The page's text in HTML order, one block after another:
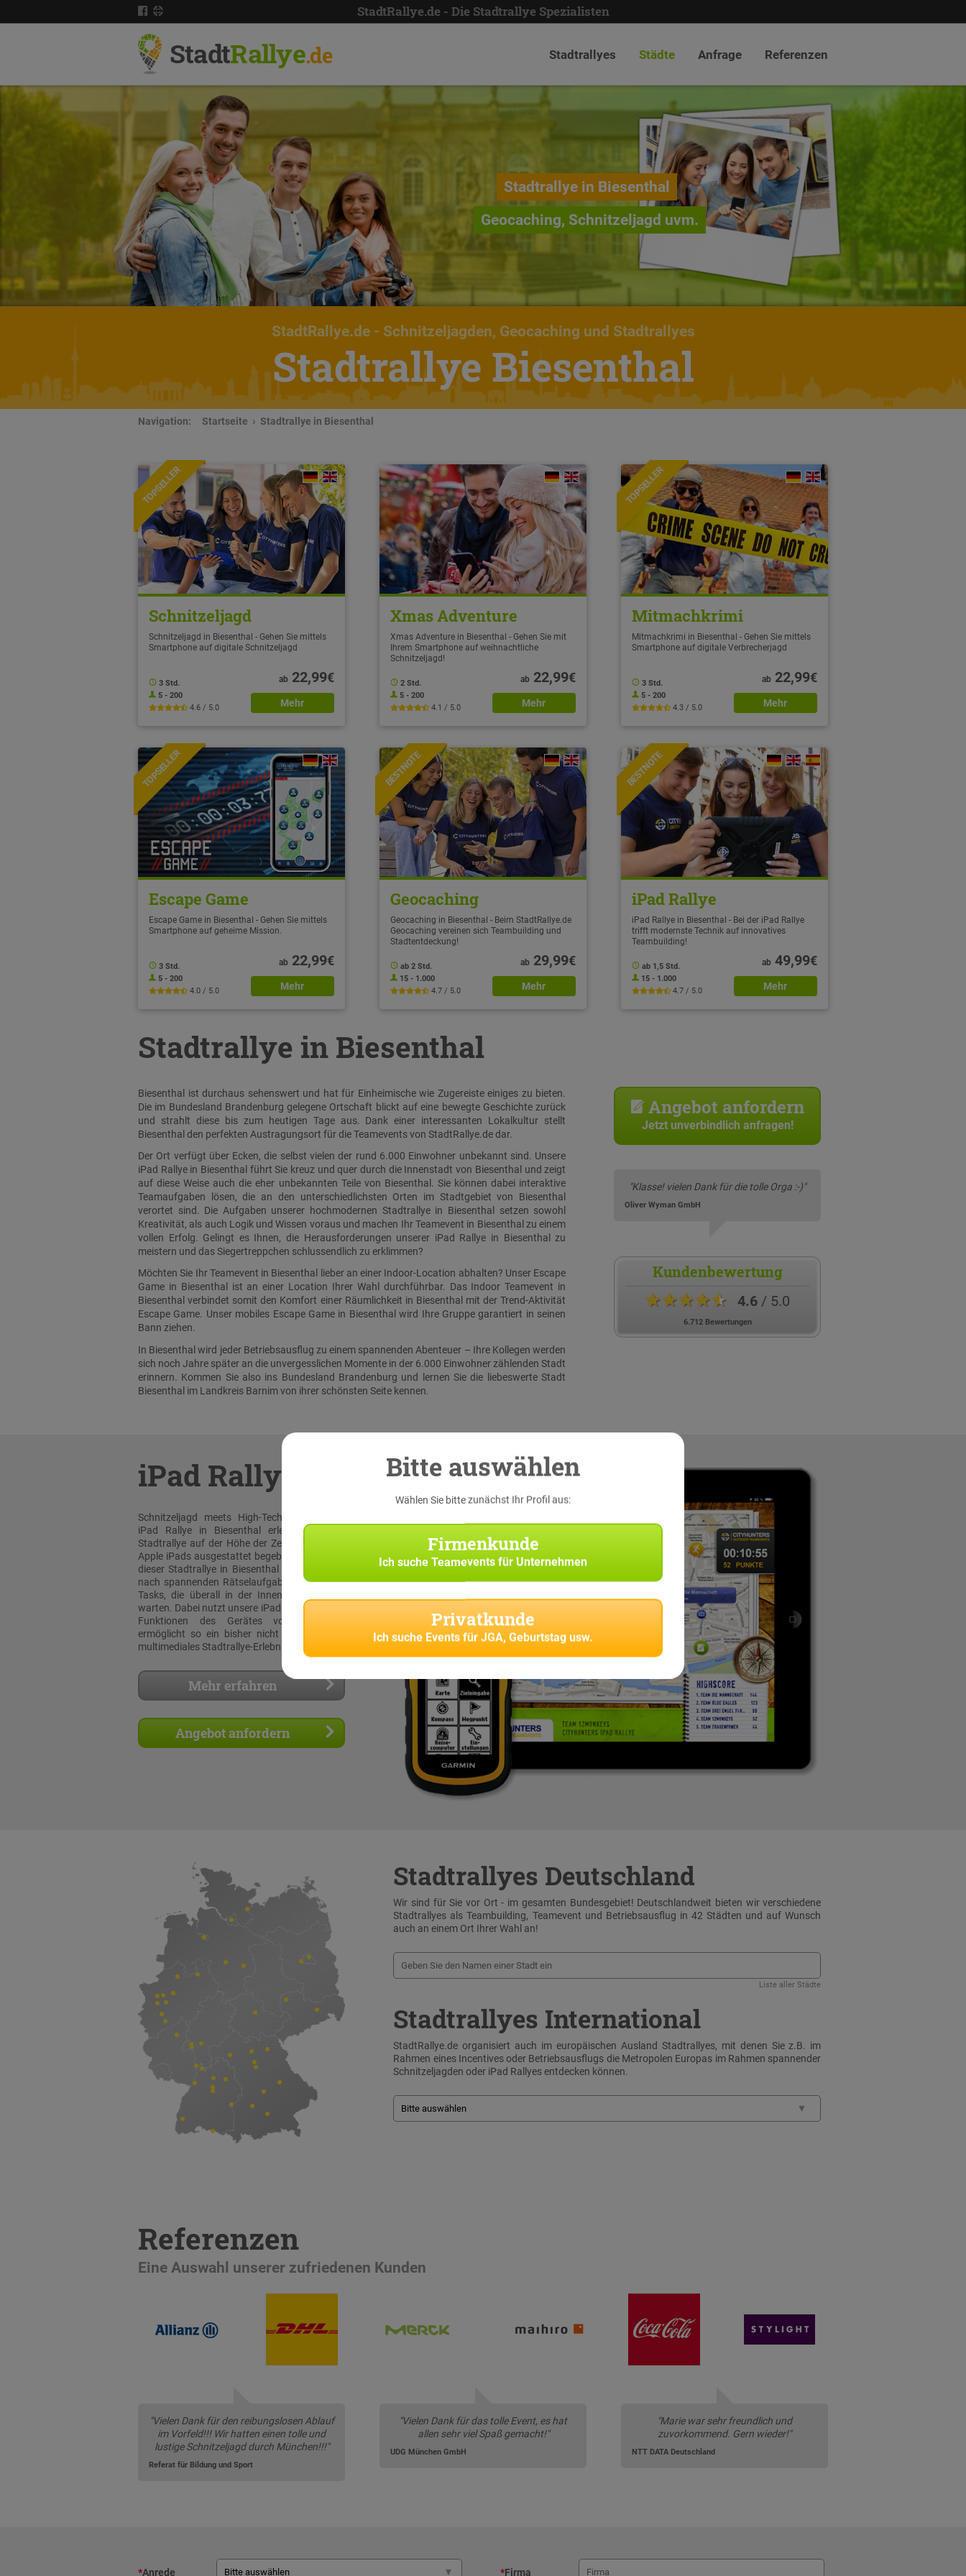
StadtRallye.de - Die Stadtrallye Spezialisten
StadtRallye.de Stadtrallyes Städte Anfrage Referenzen
Stadtrallye in Biesenthal
Geocaching, Schnitzeljagd uvm.
StadtRallye.de- Schnitzeljagden, Geocaching und Stadtrallyes
Stadtrallye Biesenthal
Navigation: Startseite Stadtrallye in Biesenthal
TOPSELLER
Schnitzeljagd
Schnitzeljagd in Biesenthal - Gehen Sie mittels
Smartphone auf digitale Schnitzeljagd
3 Std.
5 - 200
4.6 / 5.0
ab22,99€
Mehr
Xmas Adventure
Xmas Adventure in Biesenthal - Gehen Sie mit
Ihrem Smartphone auf weihnachtliche
Schnitzeljagd!
2 Std.
5 - 200
4.1 / 5.0
ab22,99€
Mehr
TOPSELLER
Mitmachkrimi
Mitmachkrimi in Biesenthal - Gehen Sie mittels
Smartphone auf digitale Verbrecherjagd
3 Std.
5 - 200
4.3 / 5.0
ab22,99€
Mehr
NEU
TOPSELLER
Escape Game
Escape Game in Biesenthal - Gehen Sie mittels
Smartphone auf geheime Mission.
3 Std.
5 - 200
4.0 / 5.0
ab22,99€
Mehr
BESTNOTE
Geocaching
Geocaching in Biesenthal - Beim StadtRallye.de
Geocaching vereinen sich Teambuilding und
Stadtentdeckung!
ab 2 Std.
15 - 1.000
4.7 / 5.0
ab29,99€
Mehr
BESTNOTE
iPad Rallye
iPad Rallye in Biesenthal - Bei der iPad Rallye
trifft modernste Technik auf innovatives
Teambuilding!
ab 1,5 Std.
15 - 1.000
4.7 / 5.0
ab49,99€
Mehr
Stadtrallye in Biesenthal
Biesenthal ist durchaus sehenswert und hat für Einheimische wie Zugereiste einiges zu bieten.
Die im Bundesland Brandenburg gelegene Ortschaft blickt auf eine bewegte Geschichte zurück
und strahlt diese bis zum heutigen Tage aus. Dank einer interessanten Lokalkultur stellt
Biesenthal den perfekten Austragungsort für die Teamevents von StadtRallye.de dar.
Der Ort verfügt über Ecken, die selbst vielen der rund 6.000 Einwohner unbekannt sind. Unsere
iPad Rallye in Biesenthal führt Sie kreuz und quer durch die Innenstadt von Biesenthal und zeigt
auf diese Weise auch die eher unbekannten Teile von Biesenthal. Sie können dabei interaktive
Teamaufgaben lösen, die an den unterschiedlichsten Orten im Stadtgebiet von Biesenthal
verortet sind. Die Aufgaben unserer hochmodernen Stadtrallye in Biesenthal setzen sowohl
Kreativität, als auch Logik und Wissen voraus und machen Ihr Teamevent in Biesenthal zu einem
vollen Erfolg. Gelingt es Ihnen, die Herausforderungen unserer iPad Rallye in Biesenthal zu
meistern und das Siegertreppchen schlussendlich zu erklimmen?
Möchten Sie Ihr Teamevent in Biesenthal lieber an einer Indoor-Location abhalten? Unser Escape
Game in Biesenthal ist an einer Location Ihrer Wahl durchführbar. Das Indoor Teamevent in
Biesenthal verbindet somit den Komfort einer Räumlichkeit in Biesenthal mit der Trend-Aktivität
Escape Game. Unser mobiles Escape Game in Biesenthal wird Ihre Gruppe garantiert in seinen
Bann ziehen.
In Biesenthal wird jeder Betriebsausflug zu einem spannenden Abenteuer – Ihre Kollegen werden
sich noch Jahre später an die unvergesslichen Momente in der 6.000 Einwohner zählenden Stadt
erinnern. Kommen Sie also ins Bundesland Brandenburg und lernen Sie die liebeswerte Stadt
Biesenthal im Landkreis Barnim von ihrer schönsten Seite kennen.
Angebot anfordern
Jetzt unverbindlich anfragen!
"Klasse! vielen Dank für die tolle Orga :-)"
Oliver Wyman GmbH
Kundenbewertung
★★★★★ 4.6/ 5.0
6.712 Bewertungen
iPad Rallye
Schnitzeljagd meets High-Tech: Bei unserer
iPad Rallye in Biesenthal erleben sie eine
Stadtrallye auf der Höhe der Zeit! Mit original
Apple iPads ausgestattet begeben Sie sich bei
dieser Stadtrallye in Biesenthal auf die Suche
nach spannenden Rätselaufgaben und Team-
Tasks, die überall in der Innenstadt auf Sie
warten. Dabei nutzt unsere iPad Rallye App die
Funktionen des Gerätes voll aus und
ermöglicht so ein bisher nicht dagewesenes
multimediales Stadtrallye-Erlebnis!
Mehr erfahren
Angebot anfordern
Stadtrallyes Deutschland
Wir sind für Sie vor Ort - im gesamten Bundesgebiet! Deutschlandweit bieten wir verschiedene
Stadtrallyes als Teambuilding, Teamevent und Betriebsausflug in 42 Städten und auf Wunsch
auch an einem Ort Ihrer Wahl an!
Liste aller Städte
Stadtrallyes International
StadtRallye.de organisiert auch im europäischen Ausland Stadtrallyes, mit denen Sie z.B. im
Rahmen eines Incentives oder Betriebsausflugs die Metropolen Europas im Rahmen spannender
Schnitzeljagden oder iPad Rallyes entdecken können.
Referenzen
Eine Auswahl unserer zufriedenen Kunden
"Vielen Dank für den reibungslosen Ablauf
im Vorfeld!!! Wir hatten einen tolle und
lustige Schnitzeljagd durch München!!!"
Referat für Bildung und Sport
"Vielen Dank für das tolle Event, es hat
allen sehr viel Spaß gemacht!"
UDG München GmbH
"Marie war sehr freundlich und
zuvorkommend. Gern wieder!"
NTT DATA Deutschland
*Anrede *Firma
Bitte auswählen
Wählen Sie bitte zunächst Ihr Profil aus:
Firmenkunde
Ich suche Teamevents für Unternehmen
Privatkunde
Ich suche Events für JGA, Geburtstag usw.